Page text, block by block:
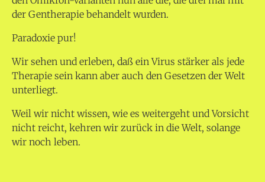
der Gentherapie behandelt wurden.
Paradoxie pur!
Wir sehen und erleben, daß ein Virus stärker als jede
Therapie sein kann aber auch den Gesetzen der Welt
unterliegt.
Weil wir nicht wissen, wie es weitergeht und Vorsicht
nicht reicht, kehren wir zurück in die Welt, solange
wir noch leben.